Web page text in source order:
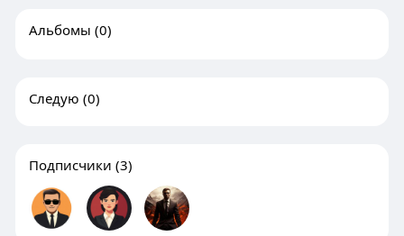
Альбомы (0)
Следую (0)
Подписчики (3)